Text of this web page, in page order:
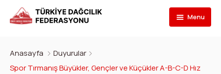
Menu
İletişim
Branşlar
Anasayfa
Duyurular
Spor Tırmanış Büyükler, Gençler ve Küçükler A-B-C-D Hız